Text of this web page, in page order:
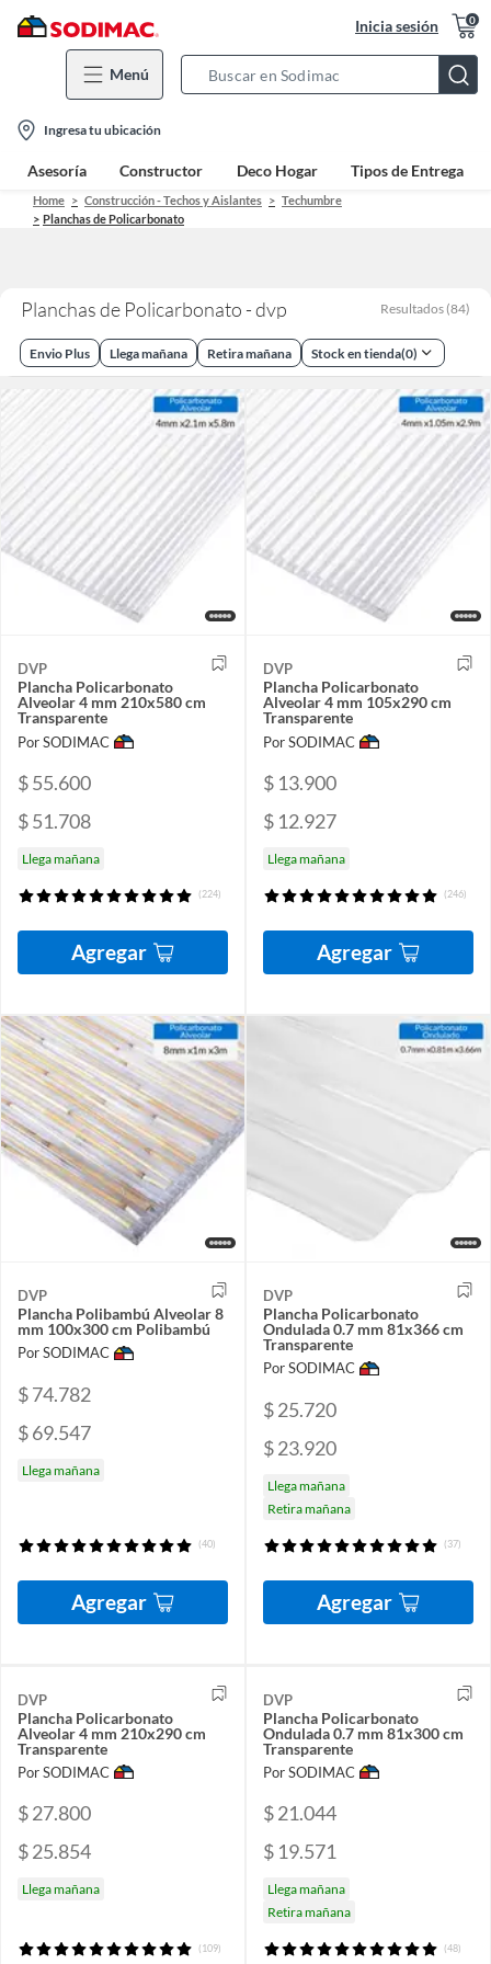
Inicia sesión 0
Menú
Bar
location-
icon
Ingresa tu ubicación
Asesoría Constructor Deco Hogar Tipos de Entrega
Home Construcción - Techos y Aislantes
Techumbre
Planchas de Policarbonato
Planchas de Policarbonato - dvp Resultados (84)
Envio Plus Llega mañana Retira mañana Stock en tienda(0)
DVP
Plancha Policarbonato
Alveolar 4 mm 210x580 cm
Transparente
Por SODIMAC
$ 55.600
$ 51.708
Llega mañana
(224)
Agregar
DVP
Plancha Policarbonato
Alveolar 4 mm 105x290 cm
Transparente
Por SODIMAC
$ 13.900
$ 12.927
Llega mañana
(246)
Agregar
DVP
Plancha Polibambú Alveolar 8
mm 100x300 cm Polibambú
Por SODIMAC
$ 74.782
$ 69.547
Llega mañana
(40)
Agregar
DVP
Plancha Policarbonato
Ondulada 0.7 mm 81x366 cm
Transparente
Por SODIMAC
$ 25.720
$ 23.920
Llega mañana
Retira mañana
(37)
Agregar
DVP
Plancha Policarbonato
Alveolar 4 mm 210x290 cm
Transparente
Por SODIMAC
$ 27.800
$ 25.854
Llega mañana
(109)
DVP
Plancha Policarbonato
Ondulada 0.7 mm 81x300 cm
Transparente
Por SODIMAC
$ 21.044
$ 19.571
Llega mañana
Retira mañana
(48)